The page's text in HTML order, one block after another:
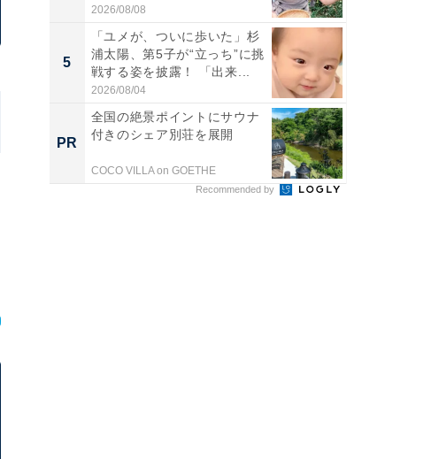
よ〜...
2026/08/08
5
「ユメが、ついに歩いた」杉
浦太陽、第5子が“立っち”に挑
戦する姿を披露！ 「出来...
2026/08/04
PR
全国の絶景ポイントにサウナ
付きのシェア別荘を展開
COCO VILLA on GOETHE
Recommended by